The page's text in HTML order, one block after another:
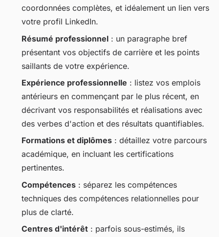
coordonnées complètes, et idéalement un lien vers
votre profil LinkedIn.
Résumé professionnel : un paragraphe bref
présentant vos objectifs de carrière et les points
saillants de votre expérience.
Expérience professionnelle : listez vos emplois
antérieurs en commençant par le plus récent, en
décrivant vos responsabilités et réalisations avec
des verbes d'action et des résultats quantifiables.
Formations et diplômes : détaillez votre parcours
académique, en incluant les certifications
pertinentes.
Compétences : séparez les compétences
techniques des compétences relationnelles pour
plus de clarté.
Centres d'intérêt : parfois sous-estimés, ils